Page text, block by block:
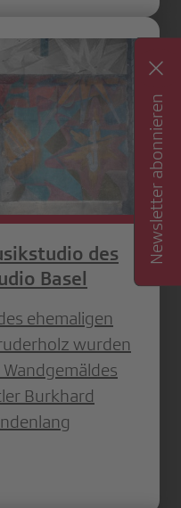
des
Basel
ehemaligen
wurden
Burkhard
Newsletter abonnieren